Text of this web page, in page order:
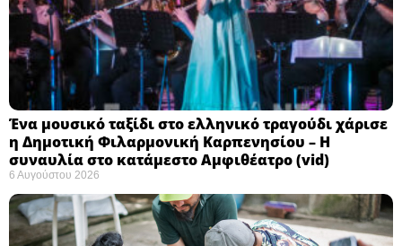
Ένα μουσικό ταξίδι στο ελληνικό τραγούδι χάρισε
η Δημοτική Φιλαρμονική Καρπενησίου – Η
συναυλία στο κατάμεστο Αμφιθέατρο (vid)
6 Αυγούστου 2026